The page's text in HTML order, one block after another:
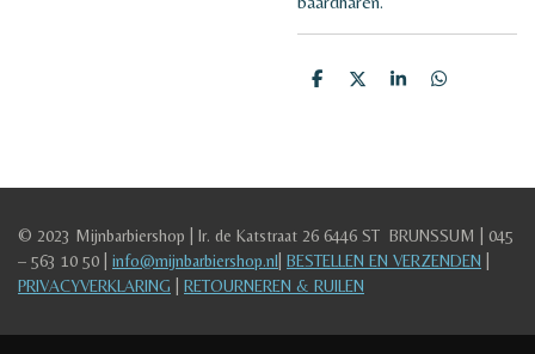
D
D
S
D
© 2023 Mijnbarbiershop | Ir. de Katstraat 26 6446 ST BRUNSSUM | 045
– 563 10 50 | info@mijnbarbiershop.nl BESTELLEN EN VERZENDEN
PRIVACYVERKLARING
RETOURNEREN & RUILEN